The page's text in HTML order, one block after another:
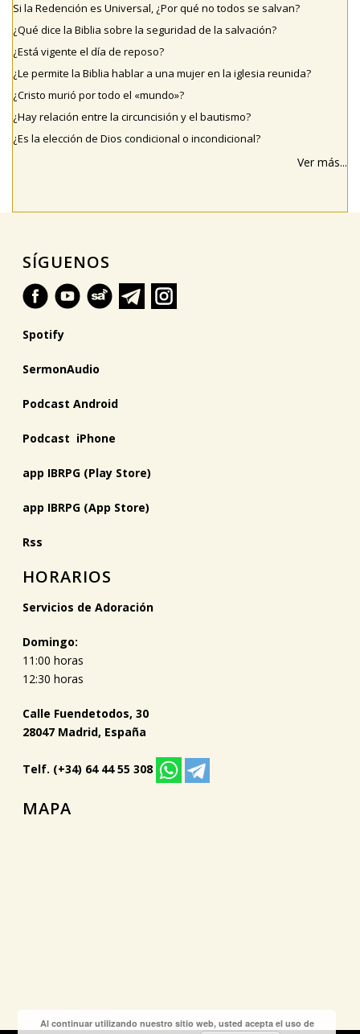
Si la Redención es Universal, ¿Por qué no todos se salvan?
¿Qué dice la Biblia sobre la seguridad de la salvación?
¿Está vigente el día de reposo?
¿Le permite la Biblia hablar a una mujer en la iglesia reunida?
¿Cristo murió por todo el «mundo»?
¿Hay relación entre la circuncisión y el bautismo?
¿Es la elección de Dios condicional o incondicional?
Ver más...
SÍGUENOS
Spotify
SermonAudio
Podcast Android
Podcast iPhone
app IBRPG (Play Store)
app IBRPG (App Store)
Rss
HORARIOS
Servicios de Adoración
Domingo:
11:00 horas
12:30 horas
Calle Fuendetodos, 30
28047 Madrid, España
Telf. (+34) 64 44 55 308
MAPA
Al continuar utilizando nuestro sitio web, usted acepta el uso de